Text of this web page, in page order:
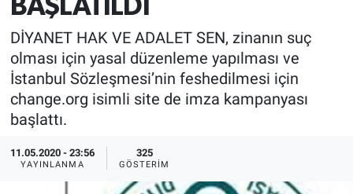
BAŞLATILDI
DİYANET HAK VE ADALET SEN, zinanın suç
olması için yasal düzenleme yapılması ve
İstanbul Sözleşmesi’nin feshedilmesi için
change.org isimli site de imza kampanyası
başlattı.
11.05.2020 - 23:56
YAYINLANMA
325
GÖSTERIM